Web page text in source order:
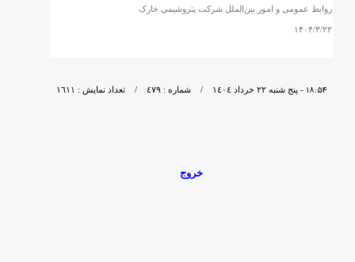
روابط‌ عمومی و امور بین‌الملل شرکت پتروشیمی خارک
۱۴۰۴/۳/۲۲
١٨:٥٤ - پنج شنبه ٢٢ خرداد ١٤٠٤ / شماره : ٤٧٩ / تعداد نمایش : ١٦١١
خروج